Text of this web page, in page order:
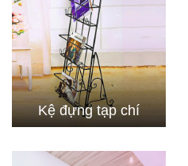
Kệ đựng tạp chí